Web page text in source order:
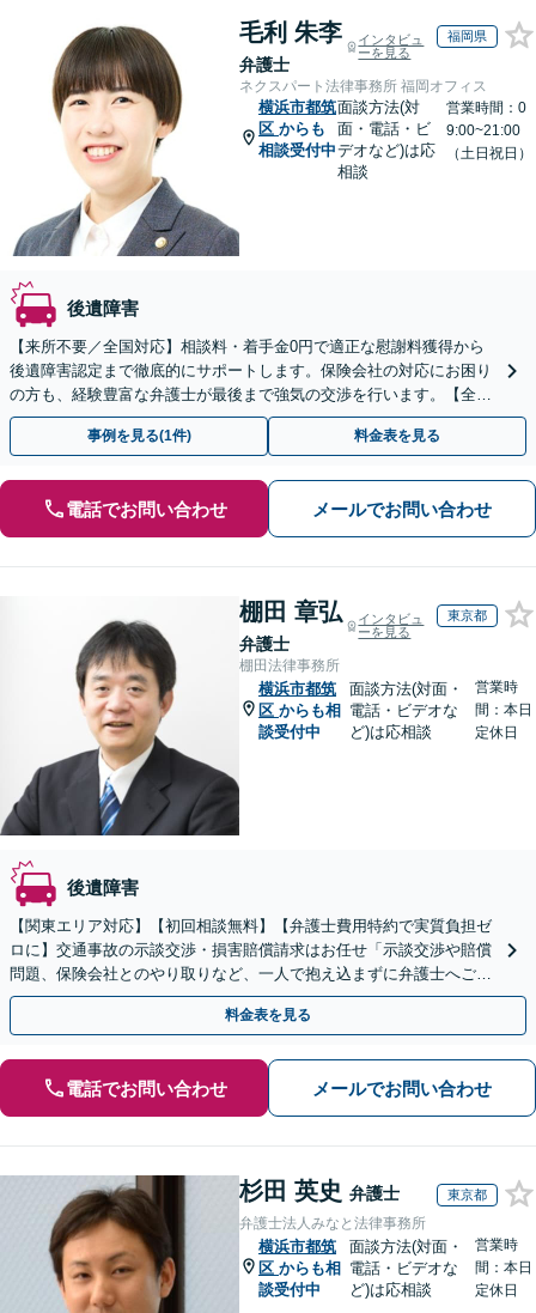
毛利 朱李
弁護士
インタビュ
ーを見る
福岡県
ネクスパート法律事務所 福岡オフィス
横浜市都筑
区 からも
相談受付中
面談方法(対
面・電話・ビ
デオなど)は応
相談
営業時間：0
9:00~21:00
（土日祝日）
後遺障害
【来所不要／全国対応】相談料・着手金0円で適正な慰謝料獲得から
後遺障害認定まで徹底的にサポートします。保険会社の対応にお困り
の方も、経験豊富な弁護士が最後まで強気の交渉を行います。【全国
13拠点】お気軽にご相談ください。
事例を見る(1件) 料金表を見る
電話でお問い合わせ メールでお問い合わせ
棚田 章弘
弁護士
インタビュ
ーを見る
東京都
棚田法律事務所
横浜市都筑
区 からも相
談受付中
面談方法(対面・
電話・ビデオな
ど)は応相談
営業時
間：本日
定休日
後遺障害
【関東エリア対応】【初回相談無料】【弁護士費用特約で実質負担ゼ
ロに】交通事故の示談交渉・損害賠償請求はお任せ「示談交渉や賠償
問題、保険会社とのやり取りなど、一人で抱え込まずに弁護士へご相
談を」豊富な経験を活かし、最善の対応方針をご提案
料金表を見る
電話でお問い合わせ メールでお問い合わせ
杉田 英史 弁護士 東京都
弁護士法人みなと法律事務所
横浜市都筑
区 からも相
談受付中
面談方法(対面・
電話・ビデオな
ど)は応相談
営業時
間：本日
定休日